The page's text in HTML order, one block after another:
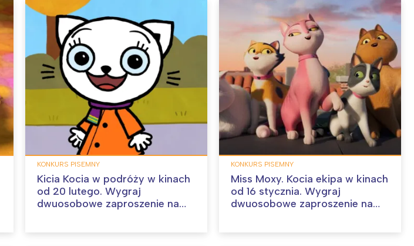
KONKURS PISEMNY
Kicia Kocia w podróży w kinach
od 20 lutego. Wygraj
dwuosobowe zaproszenie na
KONKURS PISEMNY
Miss Moxy. Kocia ekipa w kinach
od 16 stycznia. Wygraj
dwuosobowe zaproszenie na